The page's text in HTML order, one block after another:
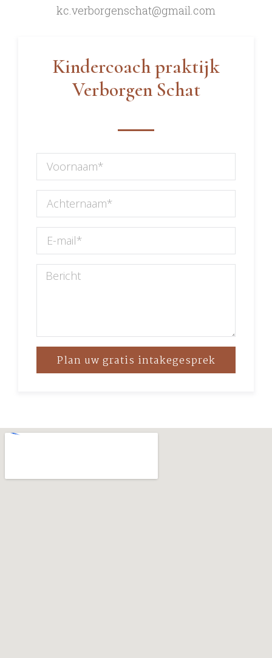
kc.verborgenschat@gmail.com
Kindercoach praktijk
Verborgen Schat
Plan uw gratis intakegesprek